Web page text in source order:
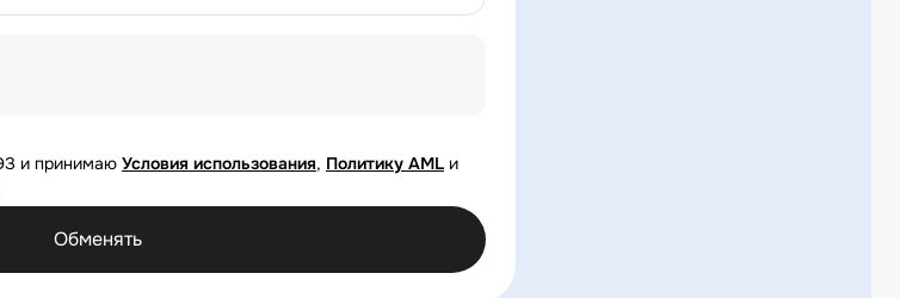
и принимаю Условия использования, Политику AML и
Обменять